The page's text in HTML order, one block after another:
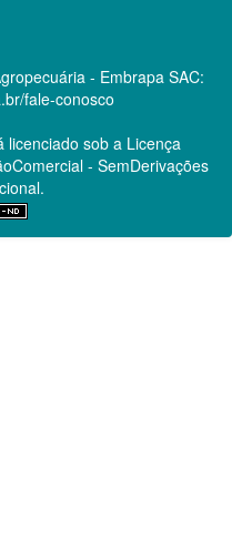
- Embrapa SAC:
fale-conosco
sob a Licença
- SemDerivações